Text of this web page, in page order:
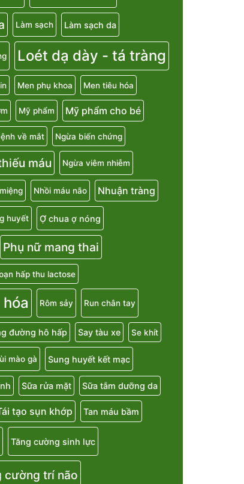
Làm sạch Làm sạch da
Loét dạ dày - tá tràng
Men phụ khoa Men tiêu hóa
Mỹ phẩm Mỹ phẩm cho bé
về mắt Ngừa biến chứng
máu Ngừa viêm nhiễm
Nhồi máu não Nhuận tràng
huyết Ợ chua ợ nóng
Phụ nữ mang thai
hấp thu lactose
Rôm sảy Run chân tay
đường hô hấp Say tàu xe Se khít
mào gà Sung huyết kết mạc
Sữa rửa mặt Sữa tắm dưỡng da
tạo sụn khớp Tan máu bầm
Tăng cường sinh lực
cường trí não